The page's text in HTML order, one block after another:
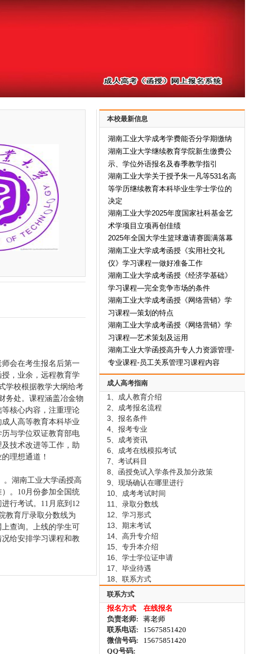
会在考生报名后第一
，业余，远程教育学
学校根据教学大纲给考
务处。课程涵盖冶金物
核心内容，注重理论
成人高等教育本科毕业
历与学位双证教育部电
技术改进等工作，助
理想通道！
。湖南工业大学函授高
。10月份参加全国统
行考试。11月底到12
教育厅录取分数线为
查询。上线的学生可
给安排学习课程和教
本校最新信息
湖南工业大学成考学费能否分学期缴纳
湖南工业大学继续教育学院新生缴费公
示、学位外语报名及春季教学指引
湖南工业大学关于授予朱一凡等531名高
等学历继续教育本科毕业生学士学位的
决定
湖南工业大学2025年度国家社科基金艺
术学项目立项再创佳绩
2025年全国大学生篮球邀请赛圆满落幕
湖南工业大学成考函授《实用社交礼
仪》学习课程一做好准备工作
湖南工业大学成考函授《经济学基础》
学习课程—完全竞争市场的条件
湖南工业大学成考函授《网络营销》学
习课程—策划的特点
湖南工业大学成考函授《网络营销》学
习课程—艺术策划及运用
湖南工业大学函授高升专人力资源管理-
专业课程-员工关系管理习课程内容
成人高考指南
1、成人教育介绍
2、成考报名流程
3、报名条件
4、报考专业
5、成考资讯
6、成考在线模拟考试
7、考试科目
8、函授免试入学条件及加分政策
9、现场确认在哪里进行
10、成考考试时间
11、录取分数线
12、学习形式
13、期末考试
14、高升专介绍
15、专升本介绍
16、学士学位证申请
17、毕业待遇
18、联系方式
联系方式
报名方式
在线报名
负责老师:
蒋老师
联系电话:
15675851420
微信号码:
15675851420
QQ号码: